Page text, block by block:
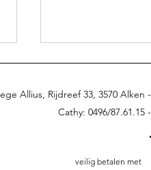
Allius, Rijdreef 33, 3570 Alken -
Cathy: 0496/87.61.15 -
veilig betalen met